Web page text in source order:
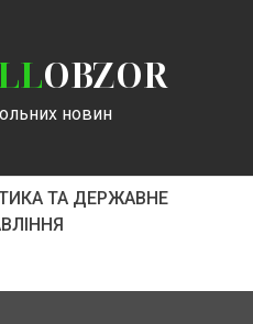
OBZOR
новин
ТА ДЕРЖАВНЕ